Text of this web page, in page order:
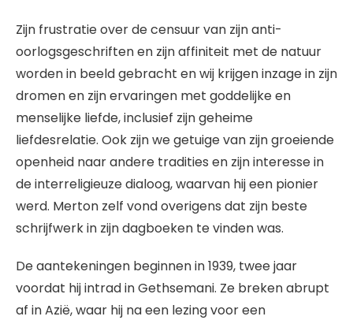
Zijn frustratie over de censuur van zijn anti-
oorlogsgeschriften en zijn affiniteit met de natuur
worden in beeld gebracht en wij krijgen inzage in zijn
dromen en zijn ervaringen met goddelijke en
menselijke liefde, inclusief zijn geheime
liefdesrelatie. Ook zijn we getuige van zijn groeiende
openheid naar andere tradities en zijn interesse in
de interreligieuze dialoog, waarvan hij een pionier
werd. Merton zelf vond overigens dat zijn beste
schrijfwerk in zijn dagboeken te vinden was.
De aantekeningen beginnen in 1939, twee jaar
voordat hij intrad in Gethsemani. Ze breken abrupt
af in Azië, waar hij na een lezing voor een